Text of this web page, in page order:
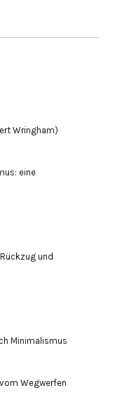
Wringham)
eine
und
Minimalismus
Wegwerfen